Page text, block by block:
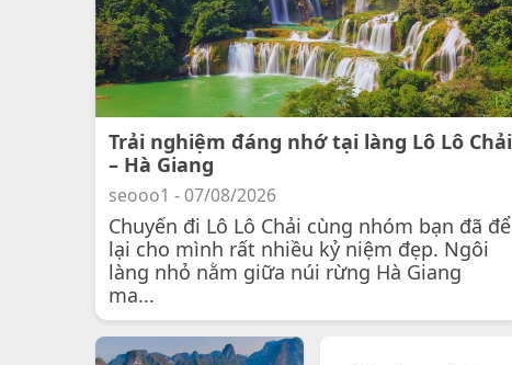
Trải nghiệm đáng nhớ tại làng Lô Lô Chải
– Hà Giang
seooo1 - 07/08/2026
Chuyến đi Lô Lô Chải cùng nhóm bạn đã để
lại cho mình rất nhiều kỷ niệm đẹp. Ngôi
làng nhỏ nằm giữa núi rừng Hà Giang
ma...